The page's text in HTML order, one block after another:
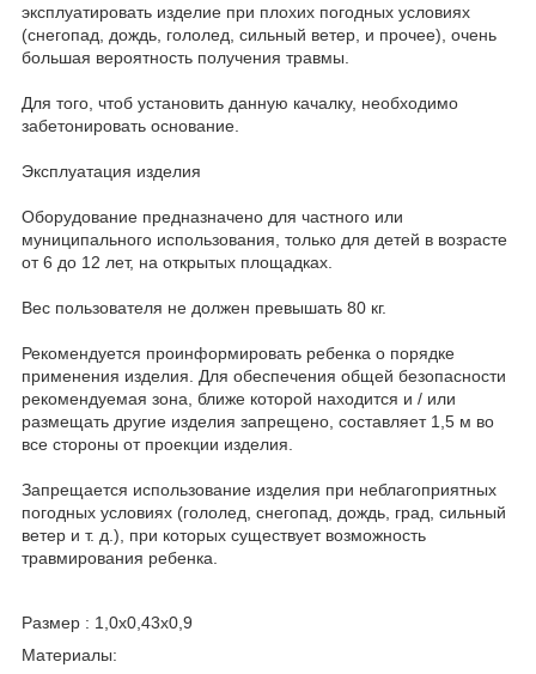
эксплуатировать изделие при плохих погодных условиях
(снегопад, дождь, гололед, сильный ветер, и прочее), очень
большая вероятность получения травмы.
Для того, чтоб установить данную качалку, необходимо
забетонировать основание.
Эксплуатация изделия
Оборудование предназначено для частного или
муниципального использования, только для детей в возрасте
от 6 до 12 лет, на открытых площадках.
Вес пользователя не должен превышать 80 кг.
Рекомендуется проинформировать ребенка о порядке
применения изделия. Для обеспечения общей безопасности
рекомендуемая зона, ближе которой находится и / или
размещать другие изделия запрещено, составляет 1,5 м во
все стороны от проекции изделия.
Запрещается использование изделия при неблагоприятных
погодных условиях (гололед, снегопад, дождь, град, сильный
ветер и т. д.), при которых существует возможность
травмирования ребенка.
Размер : 1,0х0,43х0,9
Материалы: